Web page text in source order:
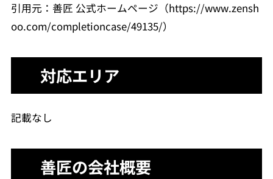
引用元：善匠 公式ホームページ（https://www.zensh
oo.com/completioncase/49135/）
対応エリア
記載なし
善匠の会社概要